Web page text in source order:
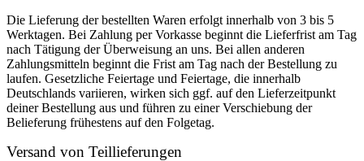
Die Lieferung der bestellten Waren erfolgt innerhalb von 3 bis 5
Werktagen. Bei Zahlung per Vorkasse beginnt die Lieferfrist am Tag
nach Tätigung der Überweisung an uns. Bei allen anderen
Zahlungsmitteln beginnt die Frist am Tag nach der Bestellung zu
laufen. Gesetzliche Feiertage und Feiertage, die innerhalb
Deutschlands variieren, wirken sich ggf. auf den Lieferzeitpunkt
deiner Bestellung aus und führen zu einer Verschiebung der
Belieferung frühestens auf den Folgetag.
Versand von Teillieferungen